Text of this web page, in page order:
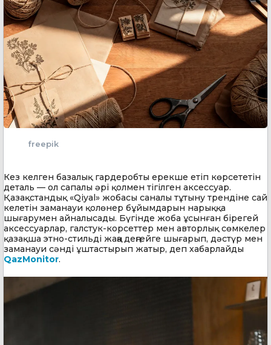
freepik
Кез келген базалық гардеробты ерекше етіп көрсететін
деталь — ол сапалы әрі қолмен тігілген аксессуар.
Қазақстандық «Qiyal» жобасы саналы тұтыну трендіне сай
келетін заманауи қолөнер бұйымдарын нарыққа
шығарумен айналысады. Бүгінде жоба ұсынған бірегей
аксессуарлар, галстук-корсеттер мен авторлық сөмкелер
қазақша этно-стильді жаңа деңгейге шығарып, дәстүр мен
заманауи сәнді ұштастырып жатыр, деп хабарлайды
QazMonitor.